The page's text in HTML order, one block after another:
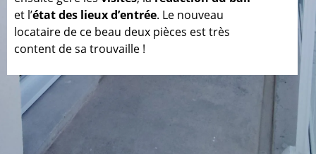
et l’état des lieux d’entrée. Le nouveau
locataire de ce beau deux pièces est très
content de sa trouvaille !